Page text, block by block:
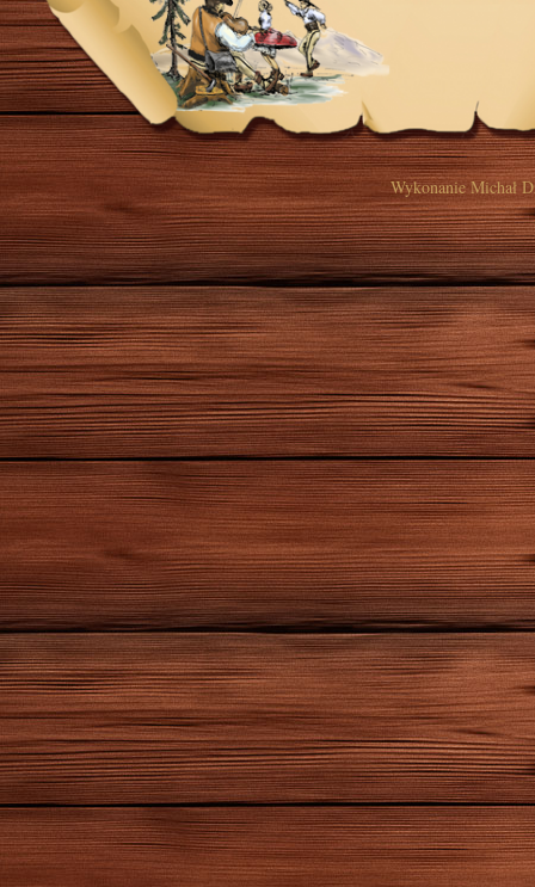
Wykonanie Michał